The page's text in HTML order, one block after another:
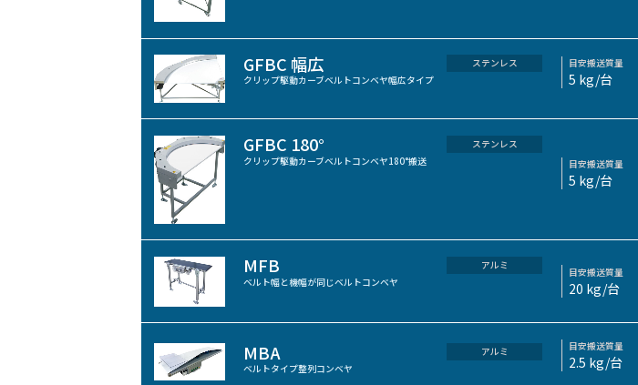
GFBC 幅広
ステンレス
クリップ駆動カーブベルトコンベヤ幅広タイプ
目安搬送質量
5 kg/台
GFBC 180°
ステンレス
クリップ駆動カーブベルトコンベヤ180°搬送
目安搬送質量
5 kg/台
MFB
アルミ
ベルト幅と機幅が同じベルトコンベヤ
目安搬送質量
20 kg/台
MBA
アルミ
ベルトタイプ整列コンベヤ
目安搬送質量
2.5 kg/台